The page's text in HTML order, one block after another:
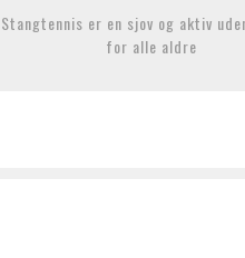
Stangtennis er en sjov og aktiv
for alle aldre